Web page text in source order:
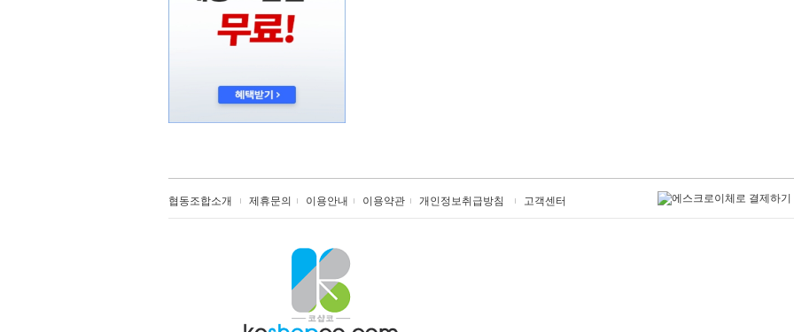
협동조합소개 제휴문의 이용안내 이용약관 개인정보취급방침 고객센터